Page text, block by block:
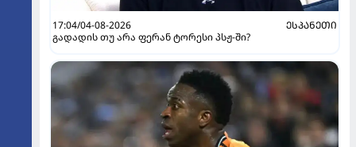
17:04/04-08-2026
ᲔᲡᲞᲐᲜᲔᲗᲘ
გადადის თუ არა ფერან ტორესი პსჟ-ში?